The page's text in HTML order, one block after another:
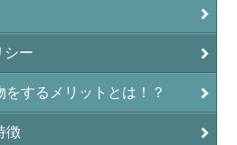
シー
するメリットとは！？
徴